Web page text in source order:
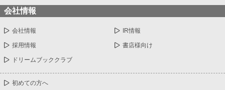
会社情報
会社情報 IR情報
採用情報 書店様向け
ドリームブッククラブ
初めての方へ